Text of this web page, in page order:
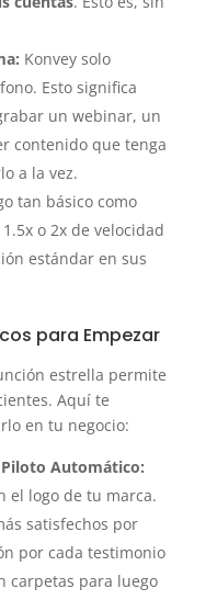
Konvey solo
Esto significa
un webinar, un
contenido que tenga
a la vez.
tan básico como
o 2x de velocidad
estándar en sus
para Empezar
estrella permite
Aquí te
en tu negocio:
Automático:
el logo de tu marca.
satisfechos por
por cada testimonio
carpetas para luego